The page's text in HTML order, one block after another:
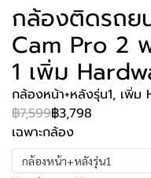
กล้องติดรถย
Cam Pro 2
1 เพิ่ม
กล้องหน้า+หลังรุ่น1, เพิ่ม
฿7,599฿3,798
เฉพาะกล้อง
กล้องหน้า+หลังรุ่น1